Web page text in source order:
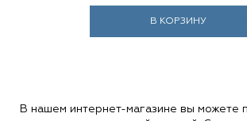
В КОРЗИНУ
В нашем интернет-магазине вы можете